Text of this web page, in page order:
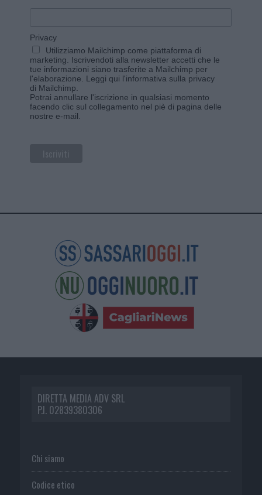
Privacy
Utilizziamo Mailchimp come piattaforma di
marketing. Iscrivendoti alla newsletter accetti che le
tue informazioni siano trasferite a Mailchimp per
l'elaborazione. Leggi qui l'informativa sulla privacy
di Mailchimp.
Potrai annullare l'iscrizione in qualsiasi momento
facendo clic sul collegamento nel piè di pagina delle
nostre e-mail.
DIRETTA MEDIA ADV SRL
P.I. 02839380306
Chi siamo
Codice etico